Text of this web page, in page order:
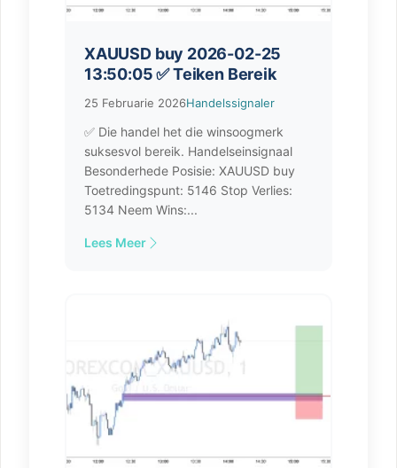
XAUUSD buy 2026-02-25
13:50:05 ✅ Teiken Bereik
25 Februarie 2026Handelssignaler
✅ Die handel het die winsoogmerk
suksesvol bereik. Handelseinsignaal
Besonderhede Posisie: XAUUSD buy
Toetredingspunt: 5146 Stop Verlies:
5134 Neem Wins:...
Lees Meer